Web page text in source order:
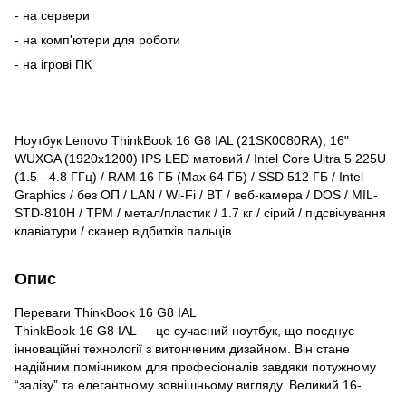
- на сервери
- на комп'ютери для роботи
- на ігрові ПК
Ноутбук Lenovo ThinkBook 16 G8 IAL (21SK0080RA); 16"
WUXGA (1920x1200) IPS LED матовий / Intel Core Ultra 5 225U
(1.5 - 4.8 ГГц) / RAM 16 ГБ (Max 64 ГБ) / SSD 512 ГБ / Intel
Graphics / без ОП / LAN / Wi-Fi / BT / веб-камера / DOS / MIL-
STD-810H / TPM / метал/пластик / 1.7 кг / сірий / підсвічування
клавіатури / сканер відбитків пальців
Опис
Переваги ThinkBook 16 G8 IAL
ThinkBook 16 G8 IAL — це сучасний ноутбук, що поєднує
інноваційні технології з витонченим дизайном. Він стане
надійним помічником для професіоналів завдяки потужному
“залізу” та елегантному зовнішньому вигляду. Великий 16-